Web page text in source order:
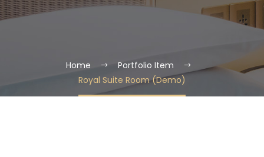
Home
Portfolio Item
Royal Suite Room (Demo)